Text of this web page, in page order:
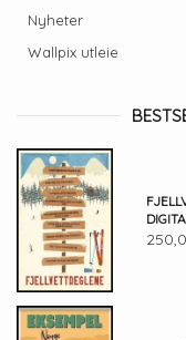
Nyheter
Wallpix utleie